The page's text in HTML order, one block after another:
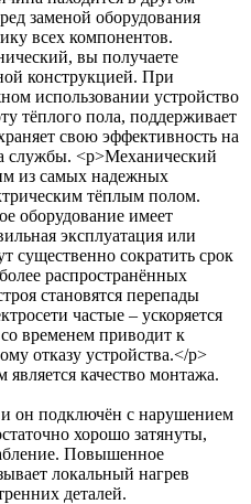
и он подключён с нарушением
хорошо затянуты,
Повышенное
локальный нагрев
деталей.